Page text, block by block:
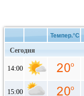
Темпер.°C
Сегодня
14:00
15:00